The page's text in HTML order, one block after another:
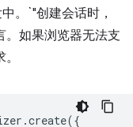
。`"创建会话时，
。如果浏览器无法支
.create({